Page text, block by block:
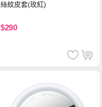
絲紋皮套(玫紅)
$290